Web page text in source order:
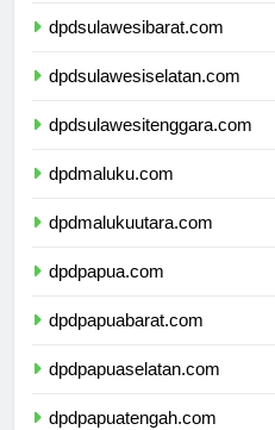
dpdsulawesibarat.com
dpdsulawesiselatan.com
dpdsulawesitenggara.com
dpdmaluku.com
dpdmalukuutara.com
dpdpapua.com
dpdpapuabarat.com
dpdpapuaselatan.com
dpdpapuatengah.com